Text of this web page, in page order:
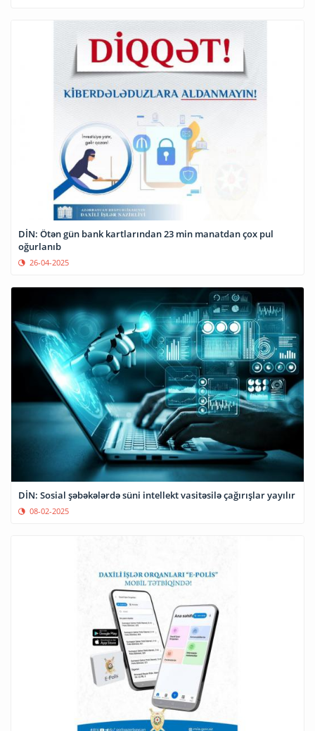
DİN: Ötən gün bank kartlarından 23 min manatdan çox pul
oğurlanıb
26-04-2025
DİN: Sosial şəbəkələrdə süni intellekt vasitəsilə çağırışlar yayılır
08-02-2025